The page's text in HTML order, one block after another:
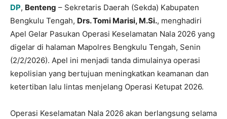
DP, Benteng – Sekretaris Daerah (Sekda) Kabupaten
Bengkulu Tengah, Drs. Tomi Marisi, M.Si., menghadiri
Apel Gelar Pasukan Operasi Keselamatan Nala 2026 yang
digelar di halaman Mapolres Bengkulu Tengah, Senin
(2/2/2026). Apel ini menjadi tanda dimulainya operasi
kepolisian yang bertujuan meningkatkan keamanan dan
ketertiban lalu lintas menjelang Operasi Ketupat 2026.
Operasi Keselamatan Nala 2026 akan berlangsung selama